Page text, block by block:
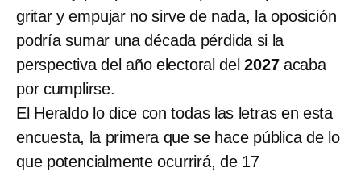
gritar y empujar no sirve de nada, la oposición
podría sumar una década pérdida si la
perspectiva del año electoral del2027acaba
por cumplirse.
El Heraldo lo dice con todas las letras en esta
encuesta, la primera que se hace pública de lo
que potencialmente ocurrirá, de 17